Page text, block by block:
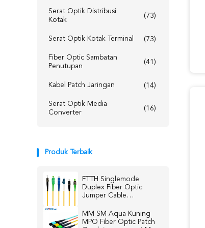
Serat Optik Distribusi
Kotak
(73)
Serat Optik Kotak Terminal (73)
Fiber Optic Sambatan
Penutupan
(41)
Kabel Patch Jaringan (14)
Serat Optik Media
Converter
(16)
Produk Terbaik
FTTH Singlemode
Duplex Fiber Optic
Jumper Cable
Rendah
MM SM Aqua Kuning
MPO Fiber Optic Patch